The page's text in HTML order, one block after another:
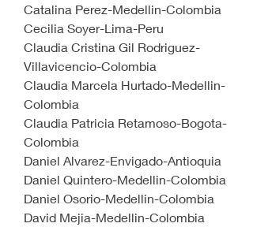
Catalina Perez-Medellin-Colombia
Cecilia Soyer-Lima-Peru
Claudia Cristina Gil Rodriguez-
Villavicencio-Colombia
Claudia Marcela Hurtado-Medellin-
Colombia
Claudia Patricia Retamoso-Bogota-
Colombia
Daniel Alvarez-Envigado-Antioquia
Daniel Quintero-Medellin-Colombia
Daniel Osorio-Medellin-Colombia
David Mejia-Medellin-Colombia